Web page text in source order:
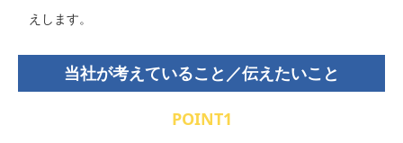
えします。
当社が考えていること／伝えたいこと
POINT1